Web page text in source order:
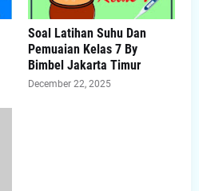
Soal Latihan Suhu Dan
Pemuaian Kelas 7 By
Bimbel Jakarta Timur
December 22, 2025